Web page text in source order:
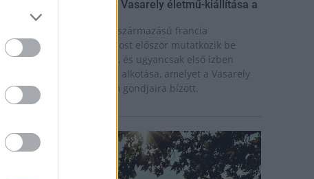
zínekben élt élet - Claire Vasarely életmű-kiállítása a
Múzeum Galériában
Claire Vasarely, a magyar származású francia
alkotóművész életműve most először mutatkozik be
önállóan Magyarországon, és ugyancsak első ízben
látható együtt valamennyi alkotása, amelyet a Vasarely
házaspár a pécsi múzeum gondjaira bízott.
Országos hírek